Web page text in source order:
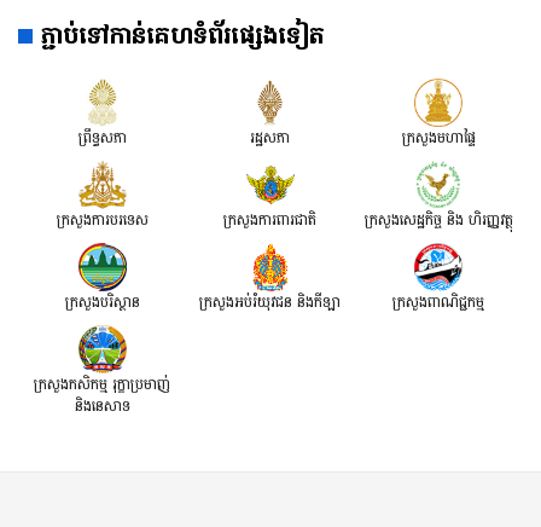
ភ្ជាប់ទៅកាន់គេហទំព័រផ្សេងទៀត
ព្រឹទ្ធសភា រដ្ឋសភា ក្រសួងមហាផ្ទៃ
ក្រសួងការបរទេស ក្រសួងការពារជាតិ ក្រសួង​សេដ្ឋកិច្ច និង ហិរញ្ញវត្ថុ
ក្រសួងបរិស្ថាន ក្រសួងអប់រំយុវជន និងកីឡា ក្រសួងពាណិជ្ជកម្ម
ក្រសួងកសិកម្ម រុក្ខាប្រមាញ់
និងនេសាទ